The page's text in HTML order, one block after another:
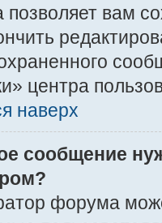
позволяет вам
центра
наверх
сообщение
форума